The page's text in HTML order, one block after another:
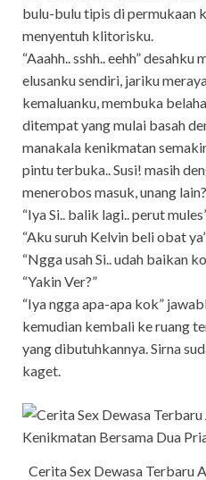
bulu-bulu tipis di permukaan
menyentuh klitorisku.
“Aaahh.. sshh.. eehh”
elusanku sendiri, jariku
kemaluanku, membuka
ditempat yang mulai basah
manakala kenikmatan
pintu terbuka.. Susi! masih
menerobos masuk, unang
“Iya Si.. balik lagi.. perut
“Aku suruh Kelvin beli obat
“Ngga usah Si.. udah baikan
“Yakin Ver?”
“Iya ngga apa-apa kok”
kemudian kembali ke ruang
yang dibutuhkannya. Sirna
kaget.
Cerita Sex Dewasa Terbaru